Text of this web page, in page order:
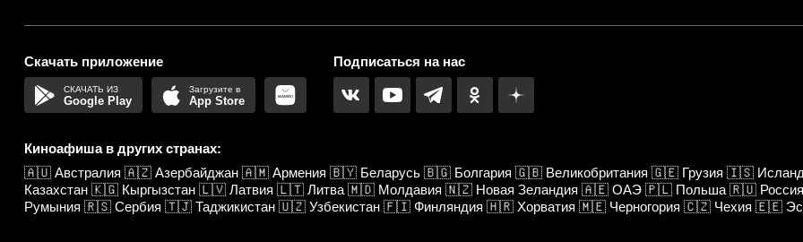
Скачать приложение
Google Play App Store
Подписаться на нас
Киноафиша в других странах:
🇦🇺 Австралия 🇦🇿 Азербайджан 🇦🇲 Армения 🇧🇾 Беларусь 🇧🇬 Болгария 🇬🇧 Великобритания 🇬🇪 Грузия 🇮🇸
Казахстан 🇰🇬 Кыргызстан 🇱🇻 Латвия 🇱🇹 Литва 🇲🇩 Молдавия 🇳🇿 Новая Зеландия 🇦🇪 ОАЭ 🇵🇱 Польша 🇷🇺 Россия
Румыния 🇷🇸 Сербия 🇹🇯 Таджикистан 🇺🇿 Узбекистан 🇫🇮 Финляндия 🇭🇷 Хорватия 🇲🇪 Черногория 🇨🇿 Чехия 🇪🇪